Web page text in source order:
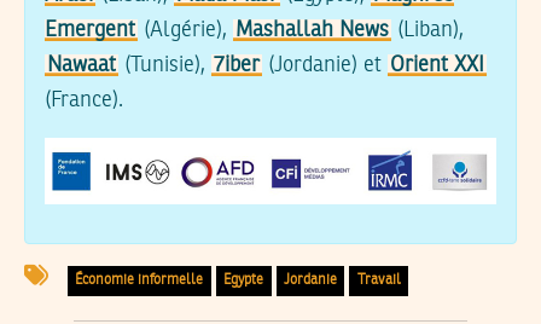
Emergent (Algérie), Mashallah News (Liban),
Nawaat (Tunisie), 7iber (Jordanie) et Orient XXI
(France).
Économie informelle Egypte Jordanie Travail